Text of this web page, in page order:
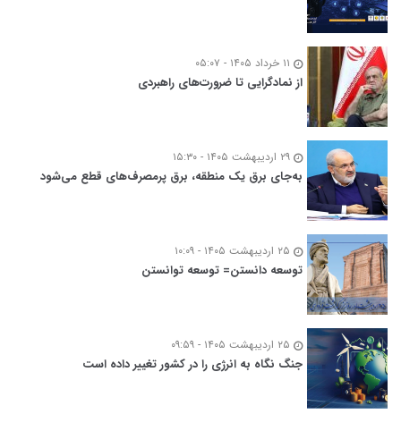
از نمادگرایی تا ضرورت‌های راهبردی
به‌جای برق یک منطقه، برق پرمصرف‌های قطع می‌شود
توسعه‌ دانستن= توسعه توانستن
جنگ نگاه به انرژی را در کشور تغییر داده است